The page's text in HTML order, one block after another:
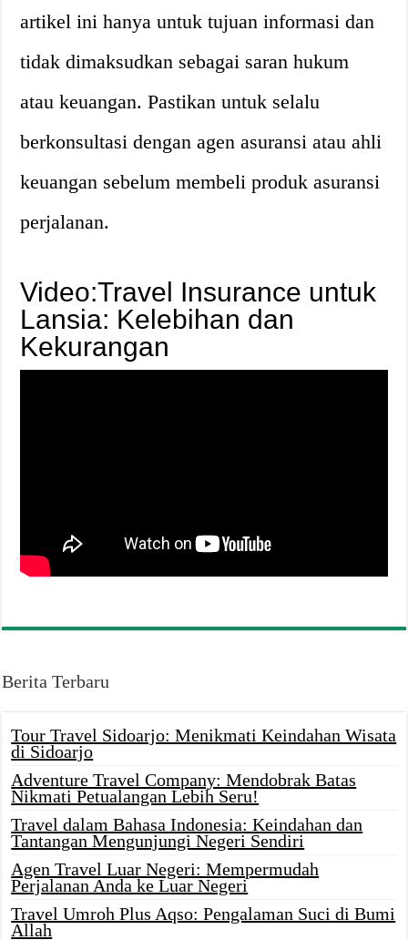
artikel ini hanya untuk tujuan informasi dan
tidak dimaksudkan sebagai saran hukum
atau keuangan. Pastikan untuk selalu
berkonsultasi dengan agen asuransi atau ahli
keuangan sebelum membeli produk asuransi
perjalanan.
Video:Travel Insurance untuk
Lansia: Kelebihan dan
Kekurangan
Berita Terbaru
Tour Travel Sidoarjo: Menikmati Keindahan Wisata
di Sidoarjo
Adventure Travel Company: Mendobrak Batas
Nikmati Petualangan Lebih Seru!
Travel dalam Bahasa Indonesia: Keindahan dan
Tantangan Mengunjungi Negeri Sendiri
Agen Travel Luar Negeri: Mempermudah
Perjalanan Anda ke Luar Negeri
Travel Umroh Plus Aqso: Pengalaman Suci di Bumi
Allah